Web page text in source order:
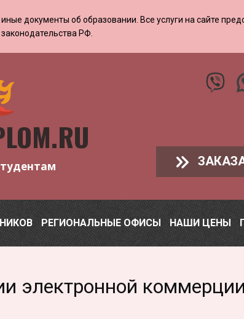
документы об образовании. Все услуги на сайте
РФ.
РЕГИОНАЛЬНЫЕ ОФИСЫ НАШИ ЦЕНЫ
электронной коммерции